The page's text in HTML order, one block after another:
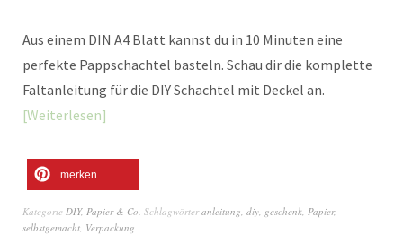
Aus einem DIN A4 Blatt kannst du in 10 Minuten eine
perfekte Pappschachtel basteln. Schau dir die komplette
Faltanleitung für die DIY Schachtel mit Deckel an.
Weiterlesen
merken
Kategorie DIY, Papier & Co. Schlagwörteranleitung diy geschenk Papier,
selbstgemacht Verpackung